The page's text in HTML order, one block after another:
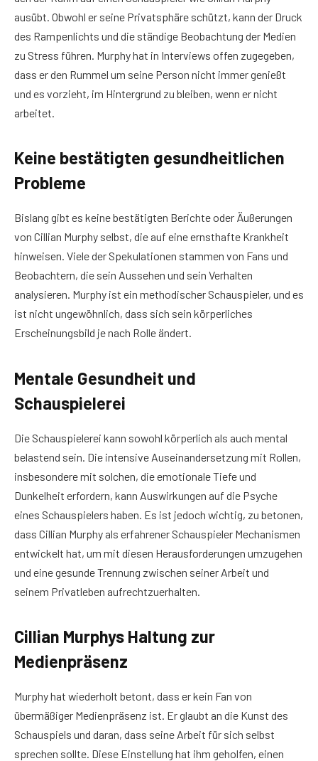
ausübt. Obwohl er seine Privatsphäre schützt, kann der Druck
des Rampenlichts und die ständige Beobachtung der Medien
zu Stress führen. Murphy hat in Interviews offen zugegeben,
dass er den Rummel um seine Person nicht immer genießt
und es vorzieht, im Hintergrund zu bleiben, wenn er nicht
arbeitet.
Keine bestätigten gesundheitlichen
Probleme
Bislang gibt es keine bestätigten Berichte oder Äußerungen
von Cillian Murphy selbst, die auf eine ernsthafte Krankheit
hinweisen. Viele der Spekulationen stammen von Fans und
Beobachtern, die sein Aussehen und sein Verhalten
analysieren. Murphy ist ein methodischer Schauspieler, und es
ist nicht ungewöhnlich, dass sich sein körperliches
Erscheinungsbild je nach Rolle ändert.
Mentale Gesundheit und
Schauspielerei
Die Schauspielerei kann sowohl körperlich als auch mental
belastend sein. Die intensive Auseinandersetzung mit Rollen,
insbesondere mit solchen, die emotionale Tiefe und
Dunkelheit erfordern, kann Auswirkungen auf die Psyche
eines Schauspielers haben. Es ist jedoch wichtig, zu betonen,
dass Cillian Murphy als erfahrener Schauspieler Mechanismen
entwickelt hat, um mit diesen Herausforderungen umzugehen
und eine gesunde Trennung zwischen seiner Arbeit und
seinem Privatleben aufrechtzuerhalten.
Cillian Murphys Haltung zur
Medienpräsenz
Murphy hat wiederholt betont, dass er kein Fan von
übermäßiger Medienpräsenz ist. Er glaubt an die Kunst des
Schauspiels und daran, dass seine Arbeit für sich selbst
sprechen sollte. Diese Einstellung hat ihm geholfen, einen